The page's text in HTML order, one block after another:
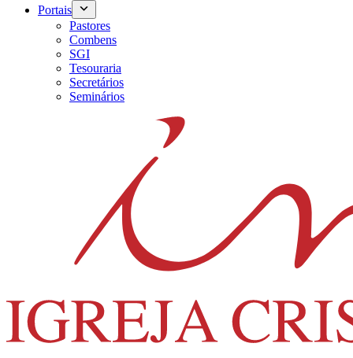
Portais
Pastores
Combens
SGI
Tesouraria
Secretários
Seminários